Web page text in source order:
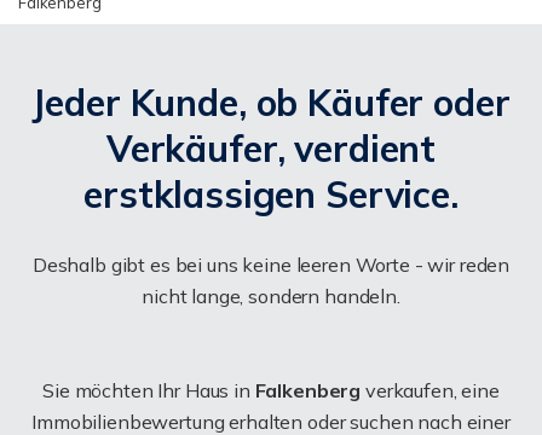
Jeder Kunde, ob Käufer oder
Verkäufer, verdient
erstklassigen Service.
Deshalb gibt es bei uns keine leeren Worte - wir reden
nicht lange, sondern handeln.
Sie möchten Ihr Haus in Falkenbergverkaufen, eine
Immobilienbewertung erhalten oder suchen nach einer